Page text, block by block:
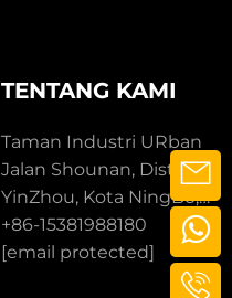
TENTANG KAMI
Taman Industri URban
Jalan Shounan, Distrik
YinZhou, Kota NingBo,
ZheJiang, Tiongkok.
+86-15381988180
[email protected]